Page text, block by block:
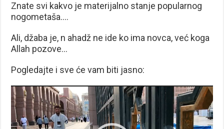
Znate svi kakvo je materijalno stanje popularnog
nogometaša….
Ali, džaba je, n ahadž ne ide ko ima novca, već koga
Allah pozove…
Pogledajte i sve će vam biti jasno:
Reproduktor
videozapisa